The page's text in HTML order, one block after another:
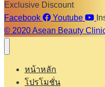
Exclusive Discount
Facebook
Youtube
© 2020 Asean Beauty
หน้าหลัก
โปรโมชั่น